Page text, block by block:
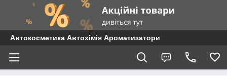
Автокосметика Автохімія Ароматизатори